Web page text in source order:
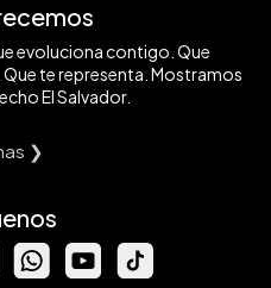
evoluciona contigo. Que
te representa. Mostramos
El Salvador.
❯